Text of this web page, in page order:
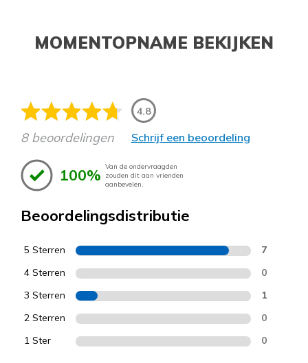
MOMENTOPNAME BEKIJKEN
4.8
8 beoordelingen Schrijf een beoordeling
100% Van de ondervraagden
zouden dit aan vrienden
aanbevelen.
Beoordelingsdistributie
5 Sterren 7
4 Sterren 0
3 Sterren 1
2 Sterren 0
1 Ster 0